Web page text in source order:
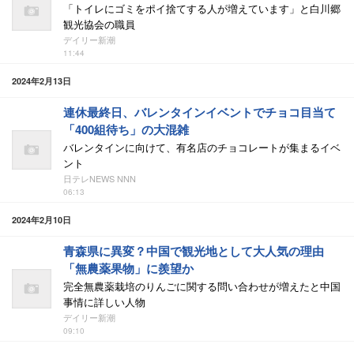
「トイレにゴミをポイ捨てする人が増えています」と白川郷
観光協会の職員
デイリー新潮
11:44
2024年2月13日
連休最終日、バレンタインイベントでチョコ目当て
「400組待ち」の大混雑
バレンタインに向けて、有名店のチョコレートが集まるイベ
ント
日テレNEWS NNN
06:13
2024年2月10日
青森県に異変？中国で観光地として大人気の理由
「無農薬果物」に羨望か
完全無農薬栽培のりんごに関する問い合わせが増えたと中国
事情に詳しい人物
デイリー新潮
09:10